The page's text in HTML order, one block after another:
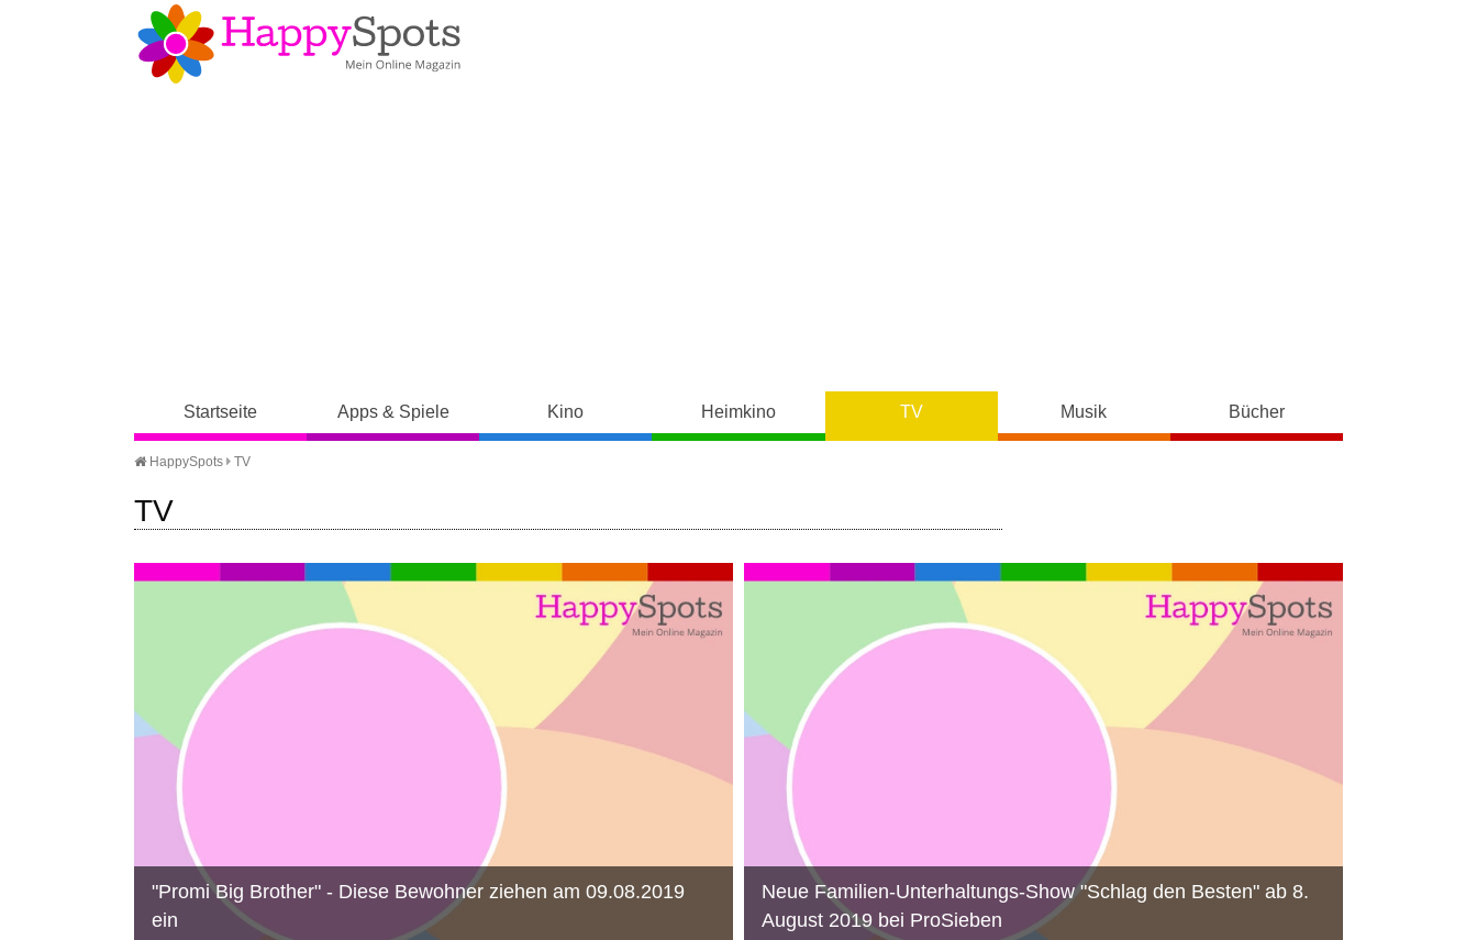
Startseite Apps & Spiele Kino Heimkino TV Musik Bücher
HappySpots TV
TV
"Promi Big Brother" - Diese Bewohner ziehen am 09.08.2019
ein
Neue Familien-Unterhaltungs-Show "Schlag den Besten" ab 8.
August 2019 bei ProSieben